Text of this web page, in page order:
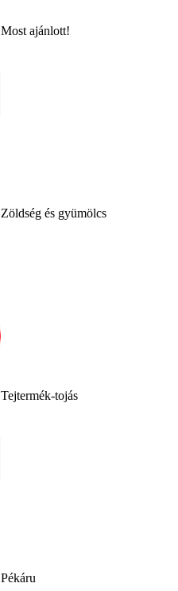
Most ajánlott!
Zöldség és gyümölcs
Tejtermék-tojás
Pékáru